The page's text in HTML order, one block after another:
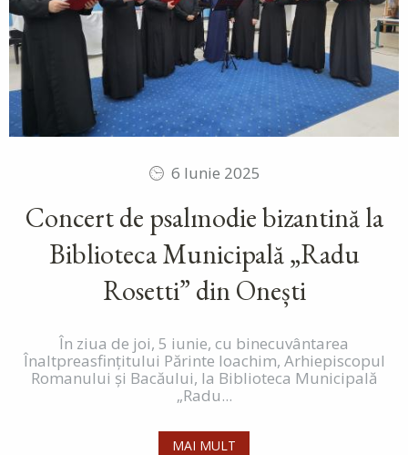
6 Iunie 2025
Concert de psalmodie bizantină la
Biblioteca Municipală „Radu
Rosetti” din Onești
În ziua de joi, 5 iunie, cu binecuvântarea
Înaltpreasfințitului Părinte Ioachim, Arhiepiscopul
Romanului și Bacăului, la Biblioteca Municipală
„Radu...
MAI MULT